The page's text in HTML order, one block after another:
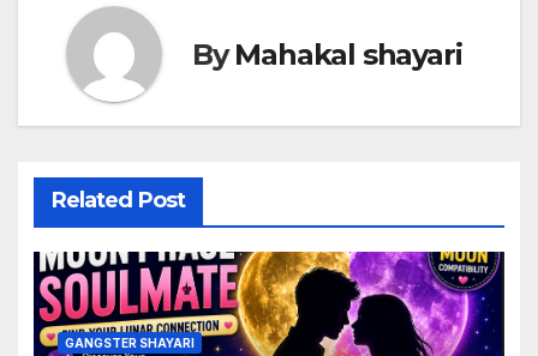
ByMahakal shayari
Related Post
GANGSTER SHAYARI